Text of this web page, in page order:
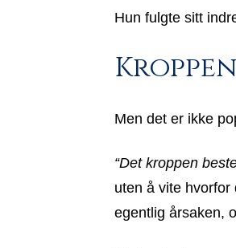
Hun fulgte sitt
Men det er ikke
“Det kroppen
uten å vite
egentlig årsaken,